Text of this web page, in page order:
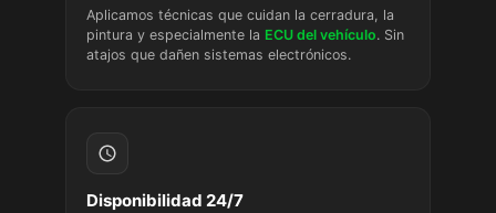
Aplicamos técnicas que cuidan la cerradura, la
pintura y especialmente la ECU del vehículo. Sin
atajos que dañen sistemas electrónicos.
Disponibilidad 24/7